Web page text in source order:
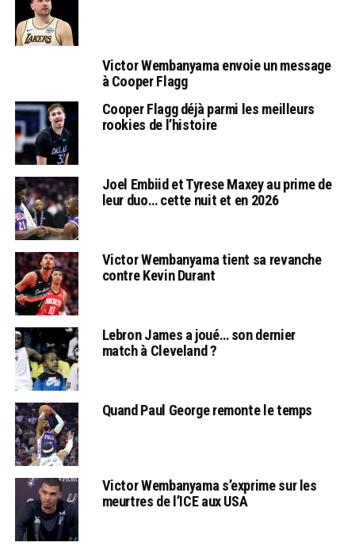
Victor Wembanyama envoie un message
à Cooper Flagg
Cooper Flagg déjà parmi les meilleurs
rookies de l’histoire
Joel Embiid et Tyrese Maxey au prime de
leur duo… cette nuit et en 2026
Victor Wembanyama tient sa revanche
contre Kevin Durant
Lebron James a joué… son dernier
match à Cleveland ?
Quand Paul George remonte le temps
Victor Wembanyama s’exprime sur les
meurtres de l’ICE aux USA